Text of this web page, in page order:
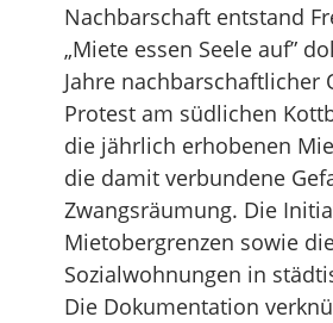
Nachbarschaft entstand
„Miete essen Seele auf”
Jahre nachbarschaftlicher
Protest am südlichen
die jährlich erhobenen
die damit verbundene
Zwangsräumung. Die
Mietobergrenzen sowie
Sozialwohnungen in
Die Dokumentation